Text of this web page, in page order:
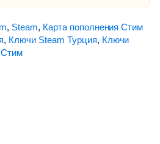
, Steam, Карта пополнения Стим
, Ключи Steam Турция, Ключи
Стим